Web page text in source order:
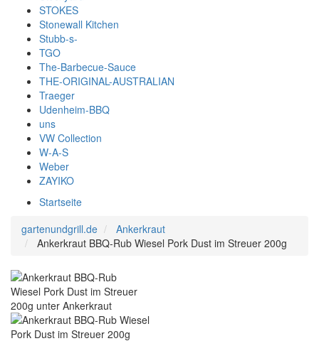
STOKES
Stonewall Kitchen
Stubb-s-
TGO
The-Barbecue-Sauce
THE-ORIGINAL-AUSTRALIAN
Traeger
Udenheim-BBQ
uns
VW Collection
W-A-S
Weber
ZAYIKO
Startseite
gartenundgrill.de
Ankerkraut
Ankerkraut BBQ-Rub Wiesel Pork Dust im Streuer 200g